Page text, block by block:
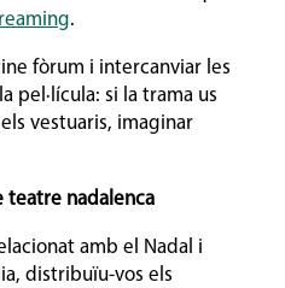
.
fòrum i intercanviar les
pel·lícula: si la trama us
vestuaris, imaginar
teatre nadalenca
amb el Nadal i
distribuïu-vos els